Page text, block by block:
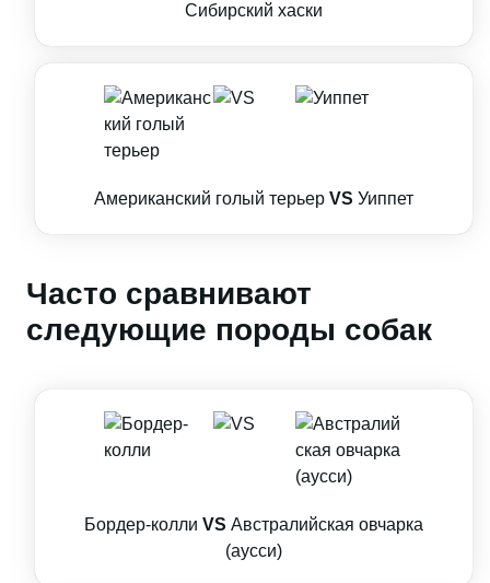
Сибирский хаски
Американский голый терьер VS Уиппет
Часто сравнивают
следующие породы собак
Бордер-колли VS Австралийская овчарка
(аусси)